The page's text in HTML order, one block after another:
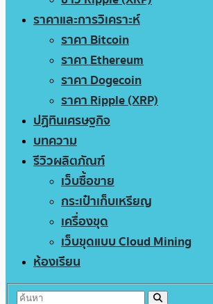
ราคาและการวิเคราะห์
ราคา Bitcoin
ราคา Ethereum
ราคา Dogecoin
ราคา Ripple (XRP)
ปฏิทินเศรษฐกิจ
บทความ
รีวิวผลิตภัณฑ์
เว็บซื้อขาย
กระเป๋าเก็บเหรียญ
เครื่องขุด
เว็บขุดแบบ Cloud Mining
ห้องเรียน